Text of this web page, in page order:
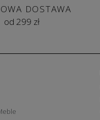
DOSTAWA
od 299 zł